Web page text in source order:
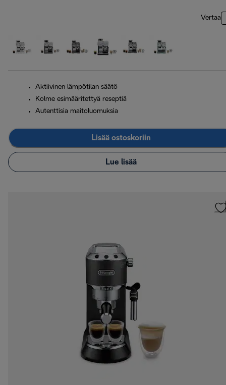
Vertaa
Aktiivinen lämpötilan säätö
Kolme esimääritettyä reseptiä
Autenttisia maitoluomuksia
Lisää ostoskoriin
Lue lisää